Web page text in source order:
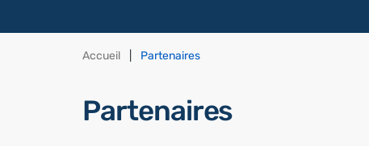
Accueil Partenaires
Partenaires